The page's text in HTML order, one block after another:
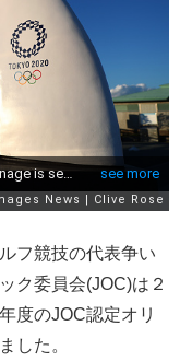
フ競技の代表争い
ク委員会(JOC)は２
度のJOC認定オリ
した。